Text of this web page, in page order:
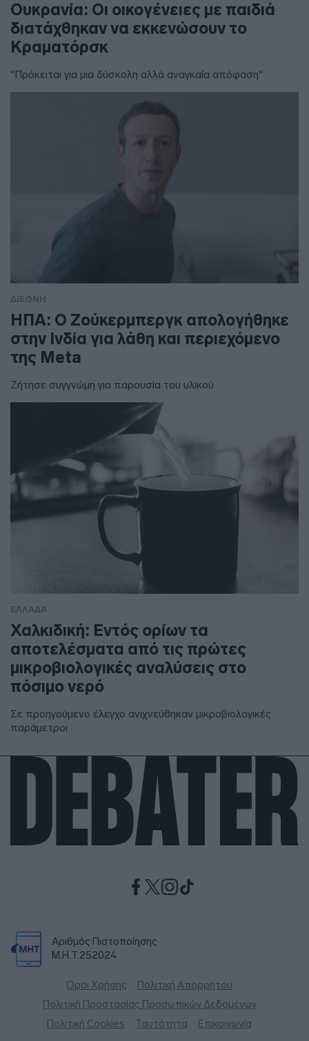
Ουκρανία: Οι οικογένειες με παιδιά
διατάχθηκαν να εκκενώσουν το
Κραματόρσκ
"Πρόκειται για μια δύσκολη αλλά αναγκαία απόφαση"
ΔΙΕΘΝΗ
ΗΠΑ: Ο Ζούκερμπεργκ απολογήθηκε
στην Ινδία για λάθη και περιεχόμενο
της Meta
Ζήτησε συγγνώμη για παρουσία του υλικού
ΕΛΛΑΔΑ
Χαλκιδική: Εντός ορίων τα
αποτελέσματα από τις πρώτες
μικροβιολογικές αναλύσεις στο
πόσιμο νερό
Σε προηγούμενο έλεγχο ανιχνεύθηκαν μικροβιολογικές
παράμετροι
Αριθμός Πιστοποίησης
Μ.Η.Τ.252024
Όροι Χρήσης
Πολιτική Απορρήτου
Πολιτική Προστασίας Προσωπικών Δεδομένων
Πολιτική Cookies
Ταυτότητα Επικοινωνία